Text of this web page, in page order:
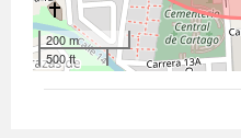
200 m
500 ft